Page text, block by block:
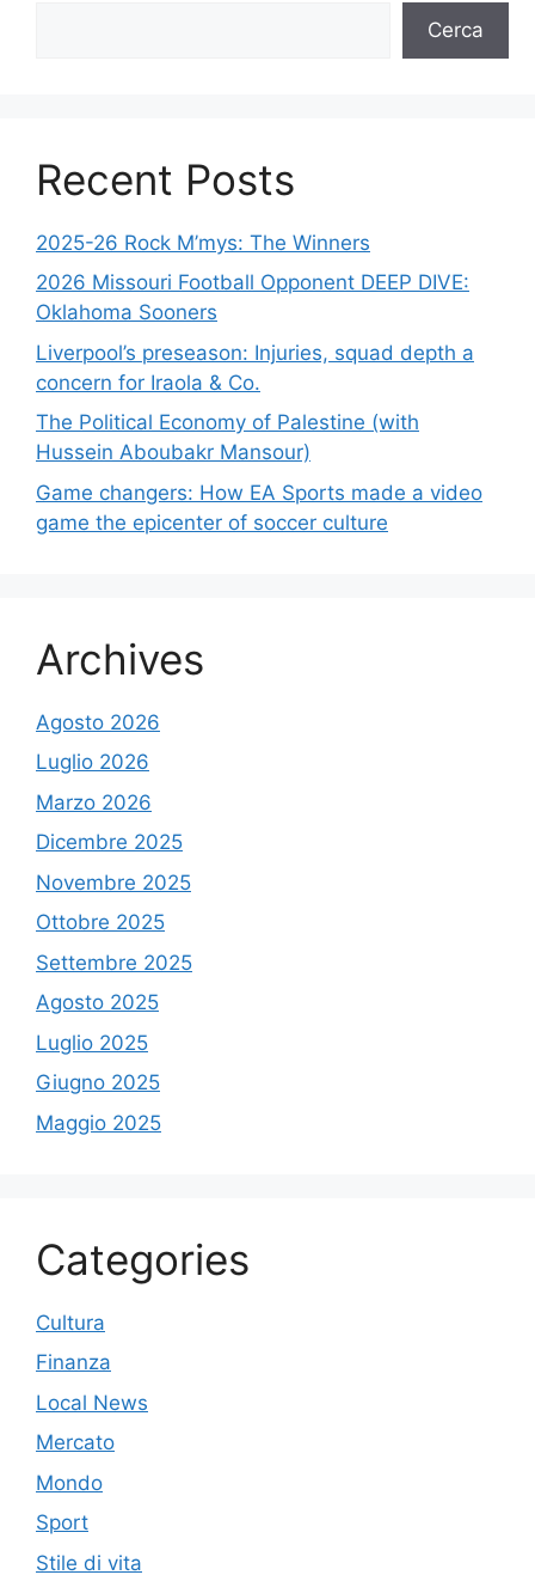
Cerca
Recent Posts
2025-26 Rock M’mys: The Winners
2026 Missouri Football Opponent DEEP DIVE:
Oklahoma Sooners
Liverpool’s preseason: Injuries, squad depth a
concern for Iraola & Co.
The Political Economy of Palestine (with
Hussein Aboubakr Mansour)
Game changers: How EA Sports made a video
game the epicenter of soccer culture
Archives
Agosto 2026
Luglio 2026
Marzo 2026
Dicembre 2025
Novembre 2025
Ottobre 2025
Settembre 2025
Agosto 2025
Luglio 2025
Giugno 2025
Maggio 2025
Categories
Cultura
Finanza
Local News
Mercato
Mondo
Sport
Stile di vita